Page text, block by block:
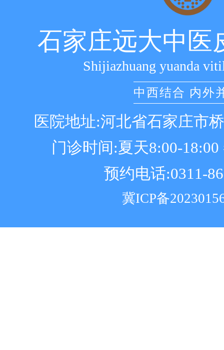
石家庄远大中医
Shijiazhuang yuanda
中西结合 内外
医院地址:河北省石家庄市
门诊时间:夏天8:00-18:00
预约电话:0311-
冀ICP备